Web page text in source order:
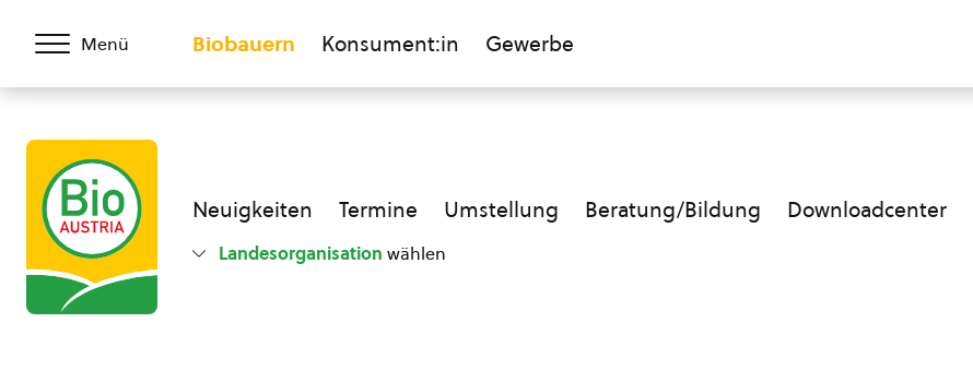
Menü Biobauern Konsument:in Gewerbe
Neuigkeiten Termine Umstellung Beratung/Bildung Downloadcenter
Landesorganisation wählen